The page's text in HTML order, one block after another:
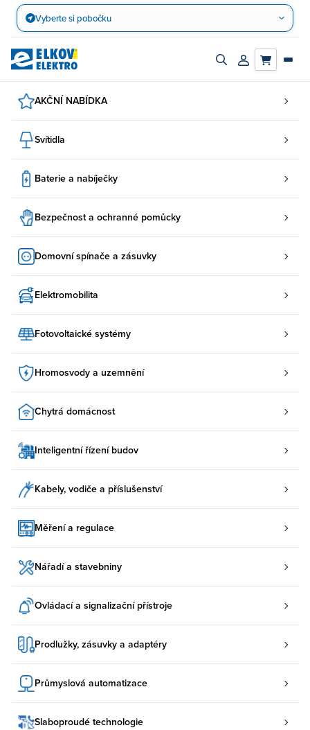
Přejít
obsah
Vyberte si pobočku
Zapnout/vypnout
Přihlásit/
AKČNÍ NABÍDKA
Svítidla
Baterie a nabíječky
Bezpečnost a ochranné pomůcky
Domovní spínače a zásuvky
Elektromobilita
Fotovoltaické systémy
Hromosvody a uzemnění
Chytrá domácnost
Inteligentní řízení budov
Kabely, vodiče a příslušenství
Měření a regulace
Nářadí a stavebniny
Ovládací a signalizační přístroje
Prodlužky, zásuvky a adaptéry
Průmyslová automatizace
Slaboproudé technologie